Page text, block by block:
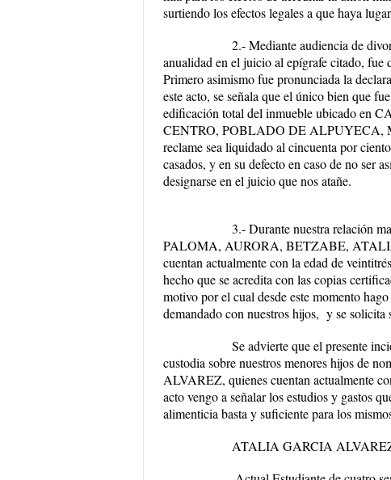
surtiendo los efectos legales a que haya
2.-Mediante audiencia de
anualidad en el juicio al epígrafe citado,
Primero asimismo fue pronunciada la
este acto, se señala que el único bien que
edificación total del inmueble ubicado en
CENTRO, POBLADO DE ALPUYECA,
reclame sea liquidado al cincuenta por
casados, y en su defecto en caso de no ser
designarse en el juicio que nos atañe.
3.-Durante nuestra relación
PALOMA, AURORA, BETZABE,
cuentan actualmente con la edad de
hecho que se acredita con las copias
motivo por el cual desde este momento
demandado con nuestros hijos, y se solicita
Se advierte que el presente incidente
custodia sobre nuestros menores hijos de
ALVAREZ, quienes cuentan actualmente
acto vengo a señalar los estudios y gastos
alimenticia basta y suficiente para los
ATALIA GARCIA